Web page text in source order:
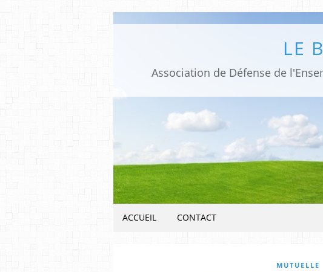
LE
Association de Défense de
ACCUEIL CONTACT
MUTUELLE